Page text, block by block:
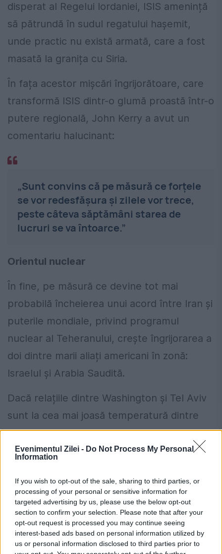
Evenimentul Zilei - Do Not Process My Personal
Information
If you wish to opt-out of the sale, sharing to third parties, or
processing of your personal or sensitive information for
targeted advertising by us, please use the below opt-out
section to confirm your selection. Please note that after your
opt-out request is processed you may continue seeing
interest-based ads based on personal information utilized by
us or personal information disclosed to third parties prior to
disperat al Regelui Iordaniei, ISIS amenință
să pătrundă în sudul regatului hașemit,
unde practic nu există armată, care a fost
masată la granița cu Siria.
În fața acestor mișcări îngrijorătoare, care
transformă ISIS dintr-o glumă proastă într-o
putere regională, John Kerry a avut un
comentariu halucinant:
„Sunt convins că pe măsură ce forțele
se vor redesfășura și zilele vor trece,
peste câteva săptămâni starea de
lucruri se va întoarce.”
Orientul nuclear
În fine, pe măsură ce devine tot mai
probabilă încheierea unui acord între Iran și
puterile mondiale, privind programul
nuclear al Teheranului, crește îngrijorarea a
doi dintre marii aliați americani în zonă:
Israelul și Arabia Saudită.
Dacă relațiile dintre Washington și Tel Aviv
sunt la cea mai joasă temperatură dintre
cele două state, iată că și Arabia Saudită dă
semne grave de nervozitate.
ul arab de la Washington și Camp David,
saudiții și-au anunțat intenția de a procura
armament nuclear de la Pakistan, pentru a
contracara Iranul.